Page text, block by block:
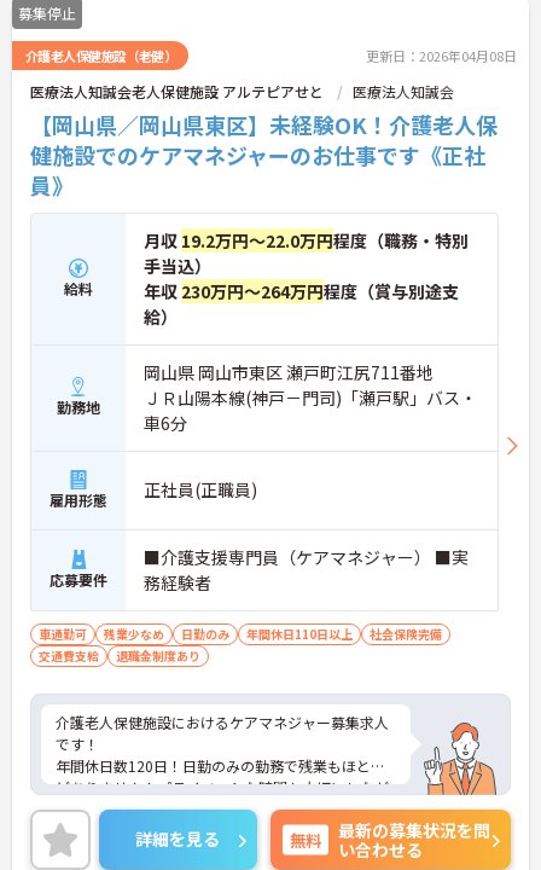
募集停止
介護老人保健施設（老健） 更新日：2026年04月08日
医療法人知誠会老人保健施設 アルテピアせと 医療法人知誠会
【岡山県／岡山県東区】未経験OK！介護老人保
健施設でのケアマネジャーのお仕事です《正社
員》
給料
月収 19.2万円～22.0万円程度（職務・特別
手当込）
年収 230万円～264万円程度（賞与別途支
給）
勤務地
岡山県 岡山市東区 瀬戸町江尻711番地
ＪＲ山陽本線(神戸－門司)「瀬戸駅」バス・
車6分
雇用形態 正社員(正職員)
応募要件
■介護支援専門員（ケアマネジャー） ■実
務経験者
車通勤可 残業少なめ 日勤のみ 年間休日110日以上
社会保険完備
交通費支給
退職金制度あり
介護老人保健施設におけるケアマネジャー募集求人
です！
年間休日数120日！日勤のみの勤務で残業もほとん
どありません！プライベートな時間も大切にしなが
ら働けます！
ご興味ある方には、面接のポイントなど、さらに詳
細をお話致しますのでお気軽にご相談ください。
詳細を見る 無料
最新の募集状況を問
い合わせる